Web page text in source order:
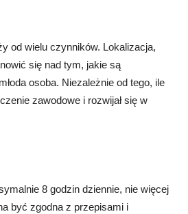
od wielu czynników. Lokalizacja,
się nad tym, jakie są
osoba. Niezależnie od tego, ile
zawodowe i rozwijał się w
8 godzin dziennie, nie więcej
być zgodna z przepisami i